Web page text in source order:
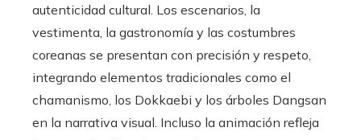
autenticidad cultural. Los escenarios, la
vestimenta, la gastronomía y las costumbres
coreanas se presentan con precisión y respeto,
integrando elementos tradicionales como el
chamanismo, los Dokkaebi y los árboles Dangsan
en la narrativa visual. Incluso la animación refleja